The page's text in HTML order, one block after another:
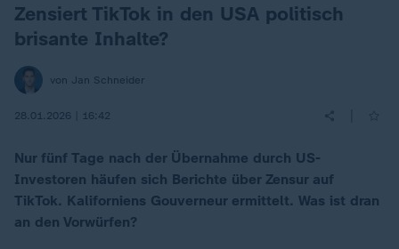
:
Zensiert TikTok in den USA politisch
brisante Inhalte?
von Jan Schneider
28.01.2026 | 16:42
Nur fünf Tage nach der Übernahme durch US-
Investoren häufen sich Berichte über Zensur auf
TikTok. Kaliforniens Gouverneur ermittelt. Was ist dran
an den Vorwürfen?